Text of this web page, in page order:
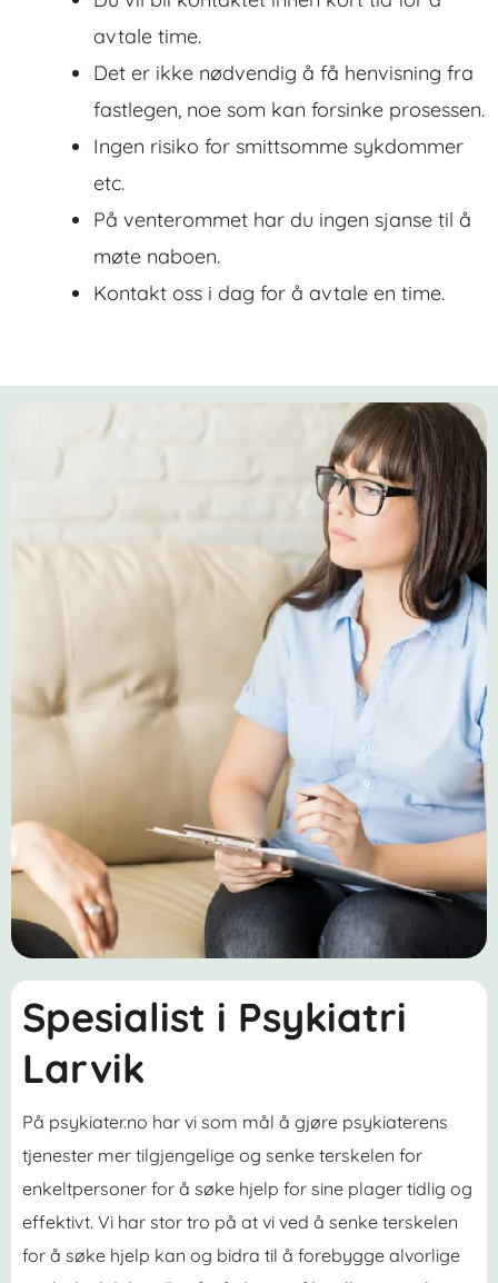
avtale time.
Det er ikke nødvendig å få henvisning fra
fastlegen, noe som kan forsinke prosessen.
Ingen risiko for smittsomme sykdommer
etc.
På venterommet har du ingen sjanse til å
møte naboen.
Kontakt oss i dag for å avtale en time.
Spesialist i Psykiatri
Larvik
På psykiater.no har vi som mål å gjøre psykiaterens
tjenester mer tilgjengelige og senke terskelen for
enkeltpersoner for å søke hjelp for sine plager tidlig og
effektivt. Vi har stor tro på at vi ved å senke terskelen
for å søke hjelp kan og bidra til å forebygge alvorlige